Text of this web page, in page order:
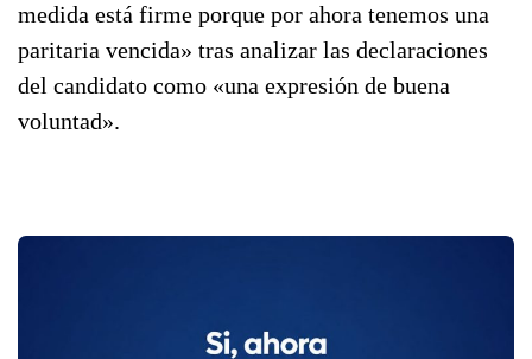
medida está firme porque por ahora tenemos una
paritaria vencida» tras analizar las declaraciones
del candidato como «una expresión de buena
voluntad».